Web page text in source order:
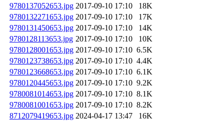
9780137052653.jpg 2017-09-10 17:10
18K
9780132271653.jpg 2017-09-10 17:10
17K
9780131450653.jpg 2017-09-10 17:10
14K
9780128113653.jpg 2017-09-10 17:10
10K
9780128001653.jpg 2017-09-10 17:10 6.5K
9780123738653.jpg 2017-09-10 17:10 4.4K
9780123668653.jpg 2017-09-10 17:10 6.1K
9780120445653.jpg 2017-09-10 17:10 9.2K
9780081014653.jpg 2017-09-10 17:10 8.1K
9780081001653.jpg 2017-09-10 17:10 8.2K
8712079419653.jpg 2024-04-17 13:47
16K